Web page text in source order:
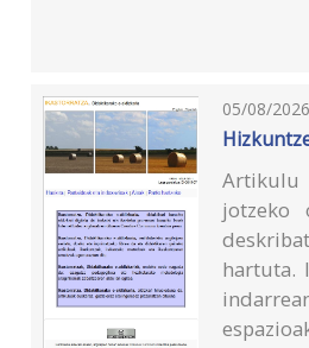
05/08/
Artikulu
jotzeko
hartuta.